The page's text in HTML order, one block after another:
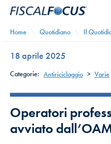
Home Quotidiano Il
18 aprile 2025
Categorie: Antiriciclaggio > Varie
Operatori
avviato